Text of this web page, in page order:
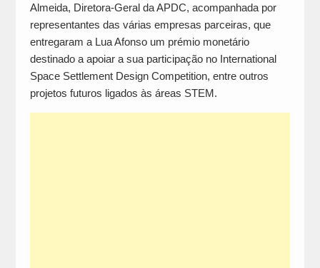
Almeida, Diretora-Geral da APDC, acompanhada por
representantes das várias empresas parceiras, que
entregaram a Lua Afonso um prémio monetário
destinado a apoiar a sua participação no International
Space Settlement Design Competition, entre outros
projetos futuros ligados às áreas STEM.